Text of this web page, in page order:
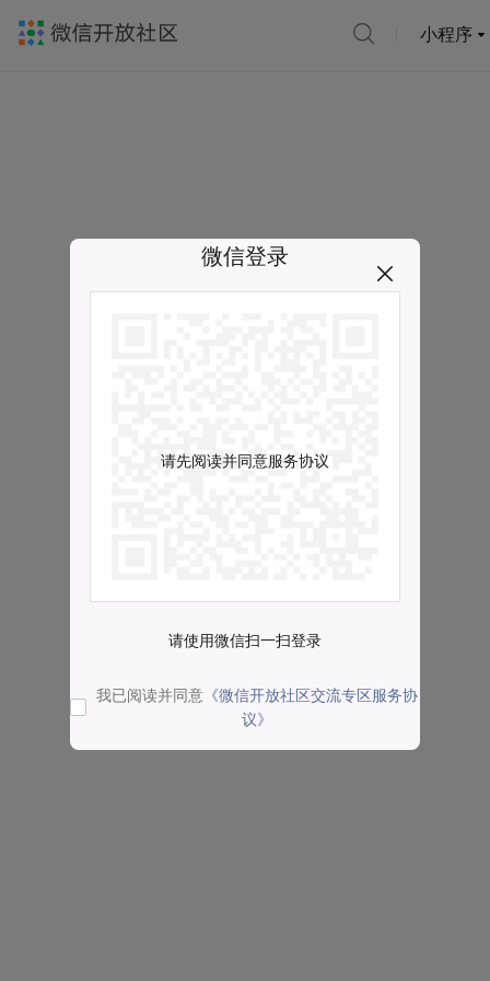
小程序
微信登录
请先阅读并同意服务协议
请使用微信扫一扫登录
我已阅读并同意 《微信开放社区交流专区服务协
议》